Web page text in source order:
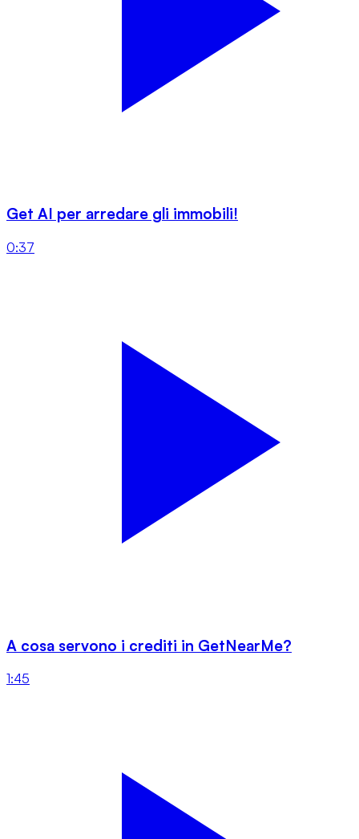
Get AI per arredare gli immobili!
0:37
A cosa servono i crediti in GetNearMe?
1:45